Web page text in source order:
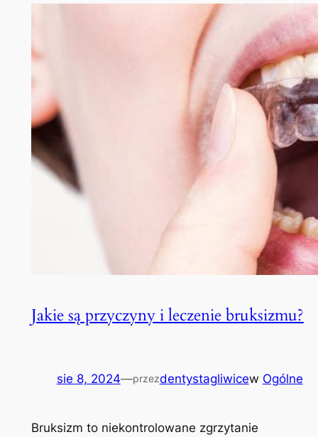
Jakie są przyczyny i leczenie bruksizmu?
sie 8, 2024—przezdentystagliwicew Ogólne
Bruksizm to niekontrolowane zgrzytanie